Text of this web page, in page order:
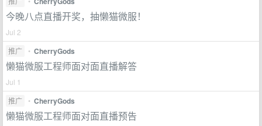
今晚八点直播开奖，抽懒猫微服！
Jul 2
推广
• CherryGods
懒猫微服工程师面对面直播解答
Jul 1
推广
• CherryGods
懒猫微服工程师面对面直播预告